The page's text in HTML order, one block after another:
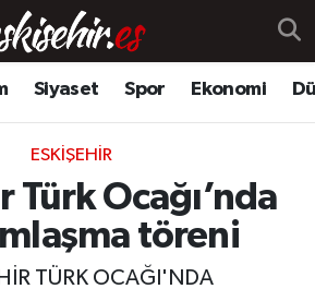
Siyaset Spor Ekonomi
ESKIŞEHIR
Türk Ocağı’nda
töreni
TÜRK OCAĞI'NDA